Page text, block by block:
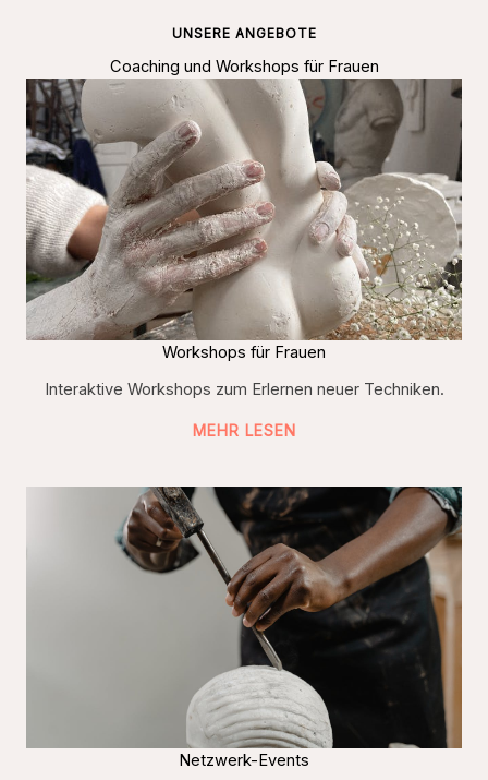
UNSERE ANGEBOTE
Coaching und Workshops für Frauen
Workshops für Frauen
Interaktive Workshops zum Erlernen neuer Techniken.
MEHR LESEN
Netzwerk-Events